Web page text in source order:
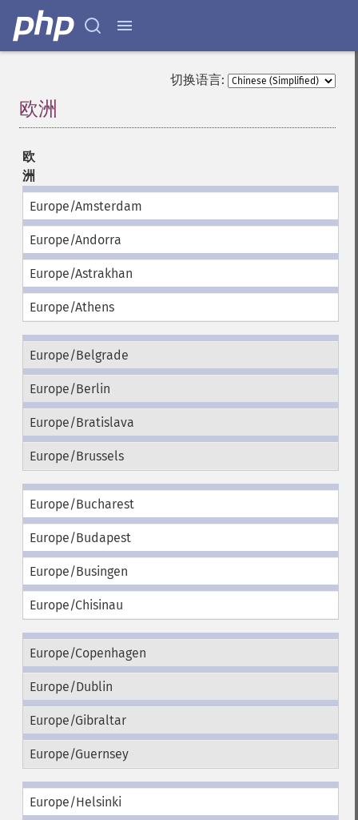
切换语言:
欧洲
欧
洲
Europe/Amsterdam
Europe/Andorra
Europe/Astrakhan
Europe/Athens
Europe/Belgrade
Europe/Berlin
Europe/Bratislava
Europe/Brussels
Europe/Bucharest
Europe/Budapest
Europe/Busingen
Europe/Chisinau
Europe/Copenhagen
Europe/Dublin
Europe/Gibraltar
Europe/Guernsey
Europe/Helsinki